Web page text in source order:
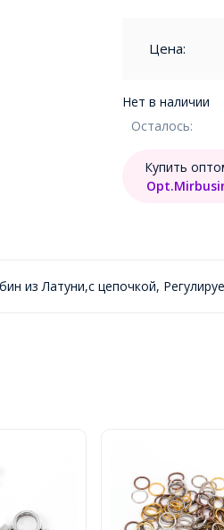
Цена:
Нет в наличии
Осталось:
Купить
из Латуни,с цепочкой,